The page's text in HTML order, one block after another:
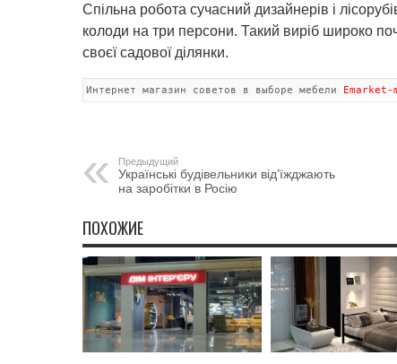
Спільна робота сучасний дизайнерів і
колоди на три персони. Такий виріб широко
своєї садової ділянки.
Интернет магазин советов в выборе мебели
Предыдущий
Українські будівельники від’їжджають
на заробітки в Росію
ПОХОЖИЕ